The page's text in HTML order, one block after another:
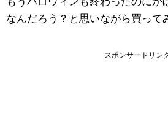
なんだろう？と思いながら買って
スポンサードリン